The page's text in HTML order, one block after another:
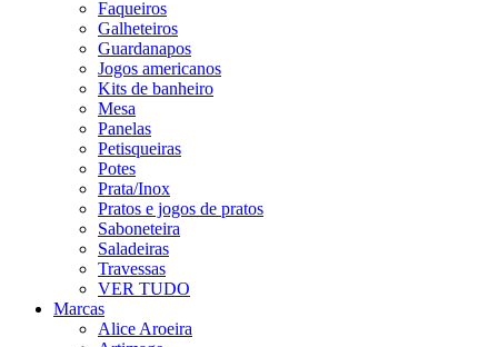
Faqueiros
Galheteiros
Guardanapos
Jogos americanos
Kits de banheiro
Mesa
Panelas
Petisqueiras
Potes
Prata/Inox
Pratos e jogos de pratos
Saboneteira
Saladeiras
Travessas
VER TUDO
Marcas
Alice Aroeira